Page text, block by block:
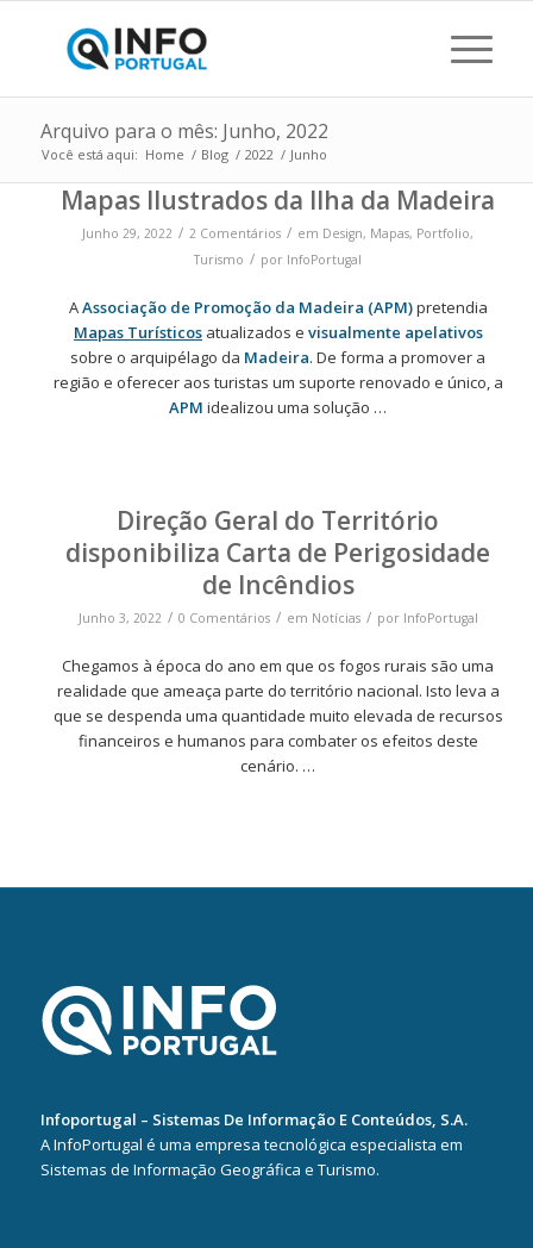
Arquivo para o mês: Junho, 2022
Você está aqui: Home / Blog / 2022 / Junho
Mapas Ilustrados da Ilha da Madeira
Junho 29, 2022 / 2 Comentários / em Design, Mapas, Portfolio,
Turismo / por InfoPortugal
AAssociação de Promoção da Madeira (APM)pretendia
Mapas Turísticosatualizados e visualmente apelativos
sobre o arquipélago da Madeira. De forma a promover a
região e oferecer aos turistas um suporte renovado e único, a
APM idealizou uma solução …
Direção Geral do Território
disponibiliza Carta de Perigosidade
de Incêndios
Junho 3, 2022 / 0 Comentários / em Notícias / por InfoPortugal
Chegamos à época do ano em que os fogos rurais são uma
realidade que ameaça parte do território nacional. Isto leva a
que se despenda uma quantidade muito elevada de recursos
financeiros e humanos para combater os efeitos deste
cenário. …
Infoportugal – Sistemas De Informação E Conteúdos, S.A.
A InfoPortugal é uma empresa tecnológica especialista em
Sistemas de Informação Geográfica e Turismo.